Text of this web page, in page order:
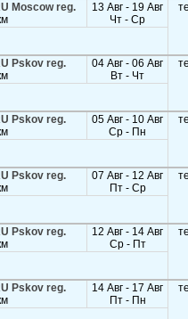
Moscow reg.
13 Авг - 19 Авг
Чт - Ср
Pskov reg.
04 Авг - 06 Авг
Вт - Чт
Pskov reg.
05 Авг - 10 Авг
Ср - Пн
Pskov reg.
07 Авг - 12 Авг
Пт - Ср
Pskov reg.
12 Авг - 14 Авг
Ср - Пт
Pskov reg.
14 Авг - 17 Авг
Пт - Пн